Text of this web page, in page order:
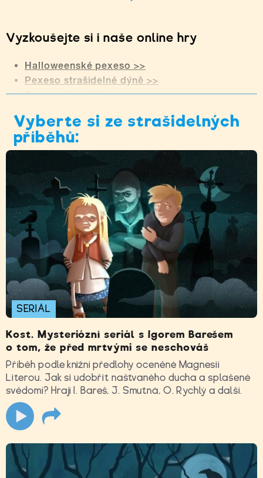
Vyzkoušejte si i naše online hry
Halloweenské pexeso >>
Pexeso strašidelné dýně >>
Pexeso čarodějnice >>
Puzzle zamračená dýně >>
Omalovánky vysmátá dýně >>
Najdi tři kočky v doupěti čarodějnice >>
Vyberte si ze strašidelných
příběhů:
SERIÁL
Kost. Mysteriózní seriál s Igorem Barešem
o tom, že před mrtvými se neschováš
Příběh podle knižní předlohy oceněné Magnesií
Literou. Jak si udobřit naštvaného ducha a splašené
svědomí? Hrají I. Bareš, J. Smutná, O. Rychlý a další.